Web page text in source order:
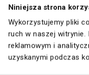
Niniejsza strona
Wykorzystujemy pliki
ruch w naszej
reklamowym i
uzyskanymi podczas